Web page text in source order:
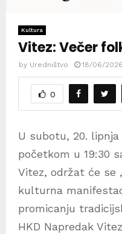
Kultura
Vitez: Večer
by Uredništvo 18/06/2026
0
U subotu, 20. lipnja
početkom u 19:30
Vitez, održat će se
kulturna
promicanju
HKD Napredak